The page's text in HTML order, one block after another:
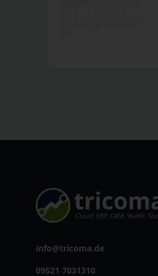
info@tricoma.de
09521 7031310